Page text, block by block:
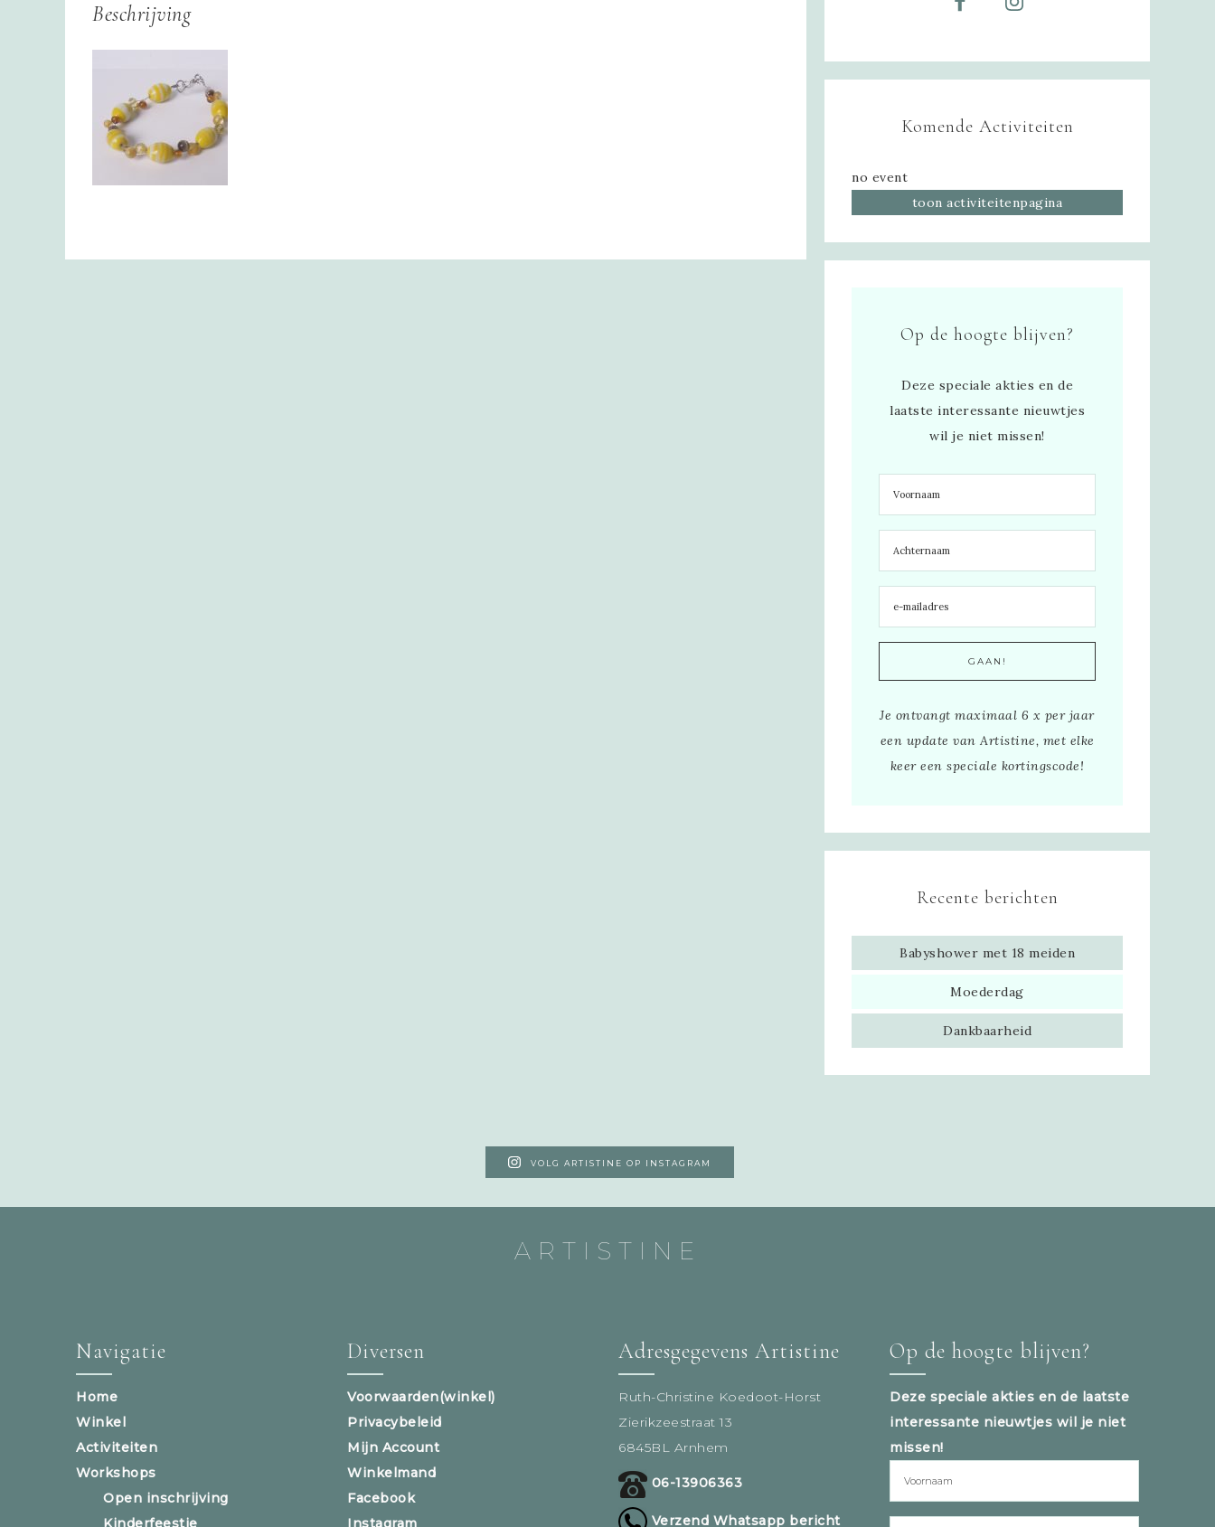
Beschrijving
Komende Activiteiten
no event
toon activiteitenpagina
Op de hoogte blijven?
Deze speciale akties en de
laatste interessante nieuwtjes
wil je niet missen!
Je ontvangt maximaal 6 x per jaar
een update van Artistine, met elke
keer een speciale kortingscode!
Recente berichten
Babyshower met 18 meiden
Moederdag
Dankbaarheid
VOLG ARTISTINE OP INSTAGRAM
ARTISTINE
Navigatie
Home
Winkel
Activiteiten
Workshops
Open inschrijving
Kinderfeestje
Diversen
Voorwaarden(winkel)
Privacybeleid
Mijn Account
Winkelmand
Facebook
Instagram
Adresgegevens Artistine
Ruth-Christine Koedoot-Horst
Zierikzeestraat 13
6845BL Arnhem
06-13906363
Verzend Whatsapp bericht
Op de hoogte blijven?
Deze speciale akties en de laatste
interessante nieuwtjes wil je niet
missen!